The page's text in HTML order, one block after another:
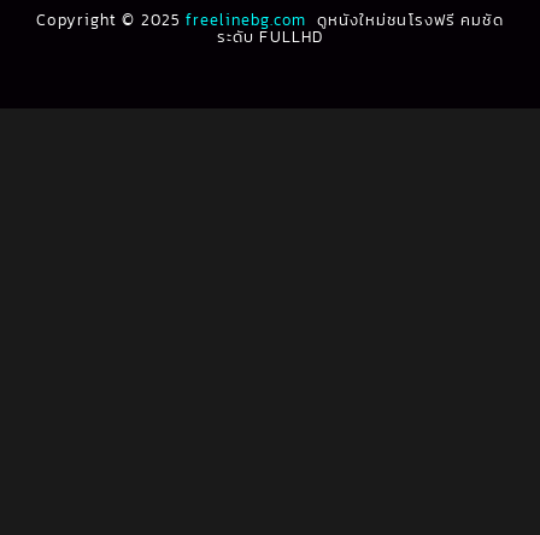
1991
1990
Copyright © 2025freelinebg.com ดูหนังใหม่ชนโรงฟรี คมชัด
ระดับ FULLHD